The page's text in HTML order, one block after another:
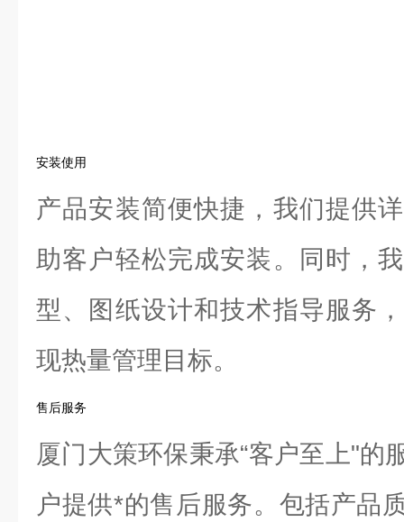
安装使用
产品安装简便快捷，我们提供
助客户轻松完成安装。同时，
型、图纸设计和技术指导服务
现热量管理目标。
售后服务
厦门大策环保秉承“客户至上"的
户提供*的售后服务。包括产品